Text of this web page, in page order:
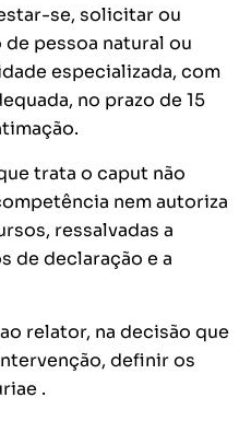
se, solicitar ou
pessoa natural ou
especializada, com
no prazo de 15
trata o caput não
nem autoriza
ressalvadas a
de declaração e a
relator, na decisão que
definir os
.